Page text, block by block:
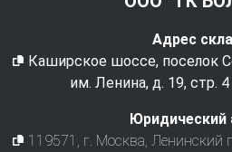
Адрес
Каширское шоссе, поселок
им. Ленина, д. 19, стр. 4
Юридический
119571 , г. Москва, Ленинский